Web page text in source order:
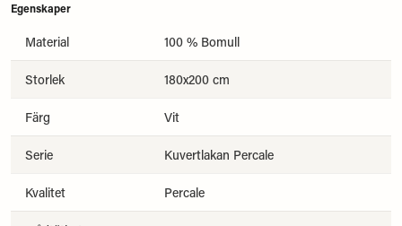
Egenskaper
Material 100 % Bomull
Storlek 180x200 cm
Färg Vit
Serie Kuvertlakan Percale
Kvalitet Percale